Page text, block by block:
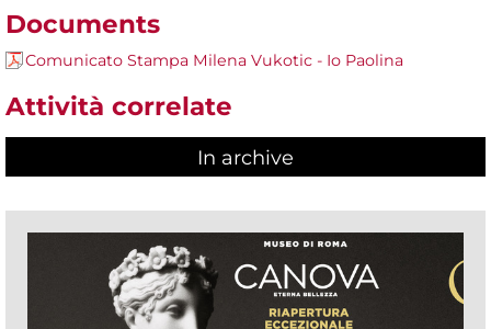
Documents
Comunicato Stampa Milena Vukotic - Io Paolina
Attività correlate
In archive